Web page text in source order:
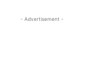
- Advertisement -